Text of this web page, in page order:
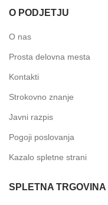
O PODJETJU
O nas
Prosta delovna mesta
Kontakti
Strokovno znanje
Javni razpis
Pogoji poslovanja
Kazalo spletne strani
SPLETNA TRGOVINA